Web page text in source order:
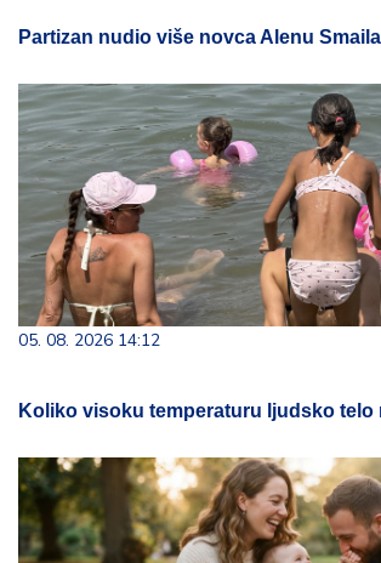
Partizan nudio više novca Alenu
05. 08. 2026 14:12
Koliko visoku temperaturu ljudsko telo